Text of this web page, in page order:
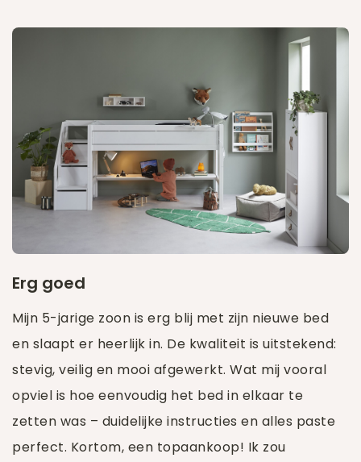
Erg goed
Mijn 5-jarige zoon is erg blij met zijn nieuwe bed
en slaapt er heerlijk in. De kwaliteit is uitstekend:
stevig, veilig en mooi afgewerkt. Wat mij vooral
opviel is hoe eenvoudig het bed in elkaar te
zetten was – duidelijke instructies en alles paste
perfect. Kortom, een topaankoop! Ik zou